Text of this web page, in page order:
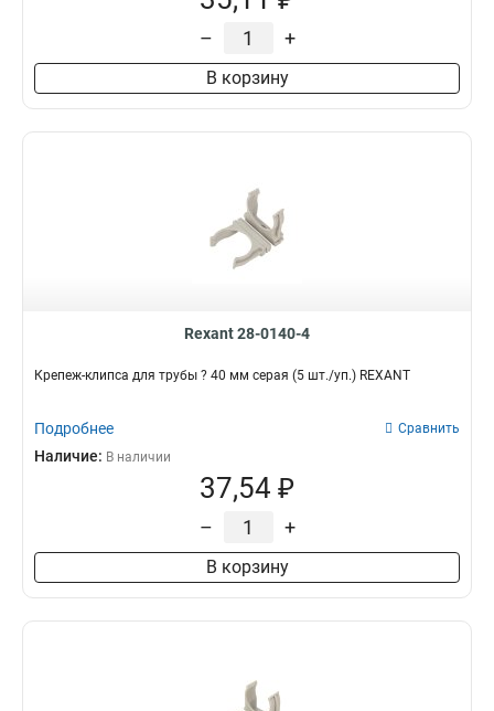
– +
В корзину
Rexant 28-0140-4
Крепеж-клипса для трубы ? 40 мм серая (5 шт./уп.) REXANT
Подробнее Сравнить
Наличие: В наличии
37,54 ₽
– +
В корзину